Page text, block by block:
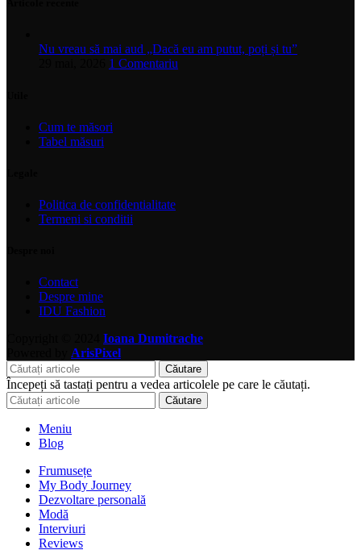
Nu vreau să mai aud „Dacă eu am putut, poți și tu”
1 Comentariu
Cum te măsori
Tabel măsuri
Politica de confidentialitate
Termeni si conditii
Contact
Despre mine
IDU Fashion
Ioana Dumitrache
ArisPixel
Căutare
Începeți să tastați pentru a vedea articolele pe care le căutați.
Căutare
Meniu
Blog
Frumusețe
My Body Journey
Dezvoltare personală
Modă
Interviuri
Reviews